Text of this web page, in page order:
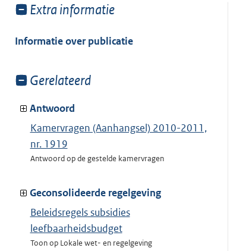
Toon
van:
Extra informatie
Informatie over publicatie
Toon
van:
Gerelateerd
Antwoord
Kamervragen (Aanhangsel) 2010-2011,
nr. 1919
Antwoord op de gestelde kamervragen
Geconsolideerde regelgeving
Beleidsregels subsidies
leefbaarheidsbudget
Toon op Lokale wet- en regelgeving